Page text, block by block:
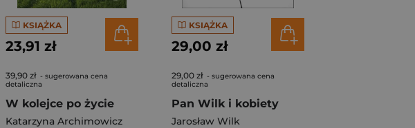
KSIĄŻKA
23,91 zł
39,90 zł - sugerowana cena
detaliczna
W kolejce po życie
Katarzyna Archimowicz
KSIĄŻKA
29,00 zł
29,00 zł - sugerowana cena
detaliczna
Pan Wilk i kobiety
Jarosław Wilk